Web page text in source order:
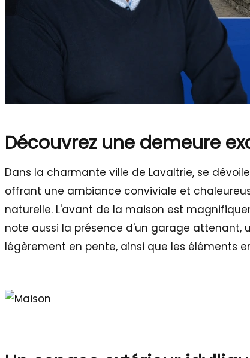
Découvrez une demeure
Dans la charmante ville de Lavaltrie, se
offrant une ambiance conviviale et
naturelle. L'avant de la maison est
note aussi la présence d'un garage attenant,
légèrement en pente, ainsi que les éléments